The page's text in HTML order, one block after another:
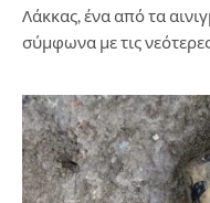
Λάκκας, ένα από τα
σύμφωνα με τις